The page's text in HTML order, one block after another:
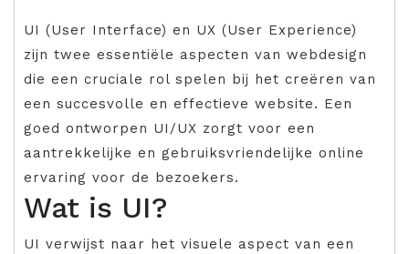
UI (User Interface) en UX (User Experience)
zijn twee essentiële aspecten van webdesign
die een cruciale rol spelen bij het creëren van
een succesvolle en effectieve website. Een
goed ontworpen UI/UX zorgt voor een
aantrekkelijke en gebruiksvriendelijke online
ervaring voor de bezoekers.
Wat is UI?
UI verwijst naar het visuele aspect van een